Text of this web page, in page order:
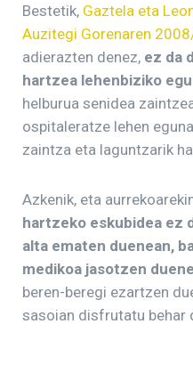
Bestetik, Gaztela eta
Auzitegi Gorenaren
adierazten denez, ez da
hartzea lehenbiziko
helburua senidea
ospitaleratze lehen
zaintza eta laguntzarik
Azkenik, eta
hartzeko eskubidea ez
alta ematen duenean,
medikoa jasotzen
beren-beregi ezartzen
sasoian disfrutatu behar